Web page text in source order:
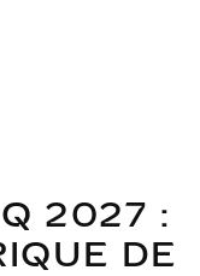
2027 :
DE